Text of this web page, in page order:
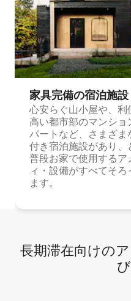
家具完備の宿⁠泊⁠施⁠設
心安らぐ山小屋や、利
高い都市部のマンショ
パートなど、さまざま
付き宿泊施設があり、
普段お家で使用するア
ィ・設備がすべてそろ
ます。
長期滞在向け⁠の